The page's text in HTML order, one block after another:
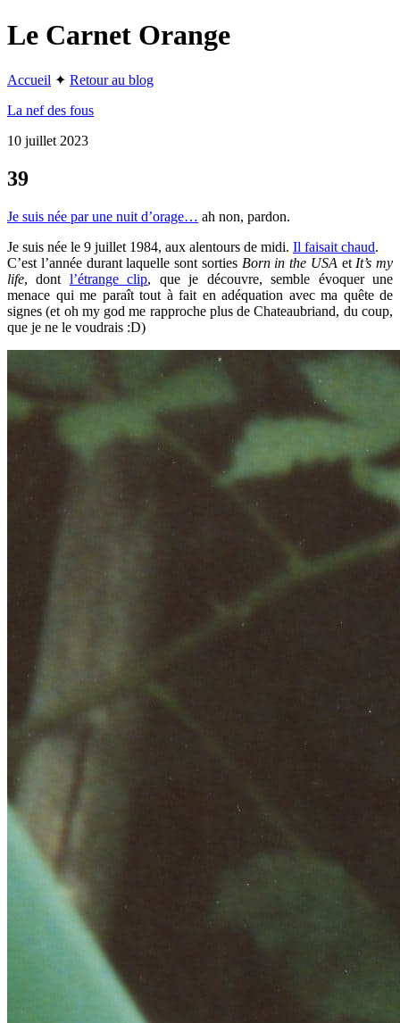
Le Carnet Orange
Accueil ✦ Retour au blog
La nef des fous
10 juillet 2023
39
Je suis née par une nuit d’orage… ah non, pardon.
Je suis née le 9 juillet 1984, aux alentours de midi. Il faisait chaud.
C’est l’année durant laquelle sont sorties Born in the USA et It’s my
life, dont l’étrange clip, que je découvre, semble évoquer une
menace qui me paraît tout à fait en adéquation avec ma quête de
signes (et oh my god me rapproche plus de Chateaubriand, du coup,
que je ne le voudrais :D)